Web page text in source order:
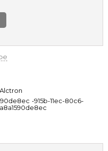
Alctron
53a88dc3-915b-11ec-80c6-
a8a1590de8ec